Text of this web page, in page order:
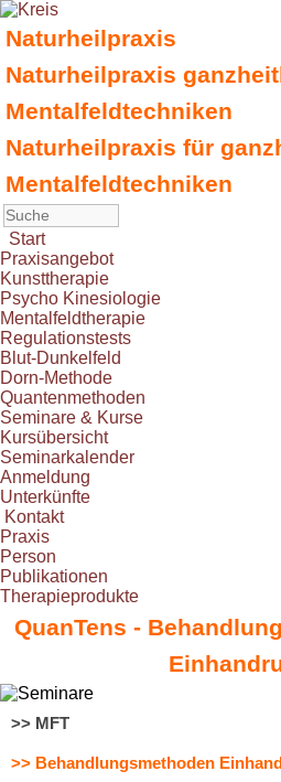
Naturheilpraxis
Naturheilpraxis
Mentalfeldtechniken
Naturheilpraxis für
Mentalfeldtechniken
Start
Praxisangebot
Kunsttherapie
Psycho Kinesiologie
Mentalfeldtherapie
Regulationstests
Blut-Dunkelfeld
Dorn-Methode
Quantenmethoden
Seminare & Kurse
Kursübersicht
Seminarkalender
Anmeldung
Unterkünfte
Kontakt
Praxis
Person
Publikationen
Therapieprodukte
QuanTens -
>> MFT
>> Behandlungsmethoden